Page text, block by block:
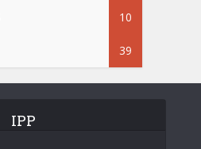
10
39
IPP